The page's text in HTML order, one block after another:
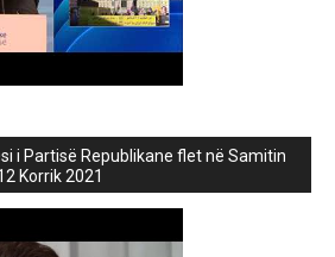
i Partisë Republikane flet në Samitin
Korrik 2021